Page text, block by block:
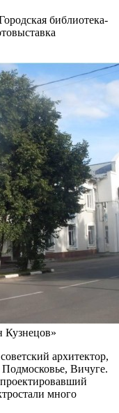
библиотека-
Кузнецов»
архитектор,
Вичуге.
много